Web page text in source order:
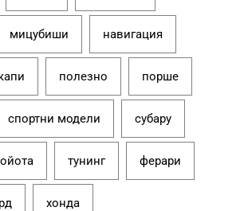
мицубиши навигация
полезно порше
спортни модели субару
тунинг ферари
хонда